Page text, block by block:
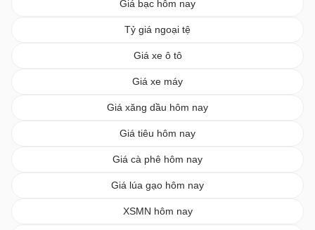
Giá bạc hôm nay
Tỷ giá ngoại tệ
Giá xe ô tô
Giá xe máy
Giá xăng dầu hôm nay
Giá tiêu hôm nay
Giá cà phê hôm nay
Giá lúa gạo hôm nay
XSMN hôm nay